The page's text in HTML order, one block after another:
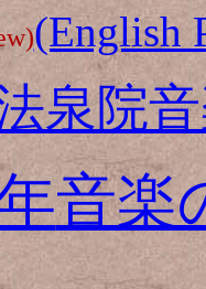
(English
泉院
音楽